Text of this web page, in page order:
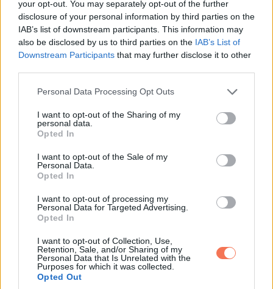
your opt-out. You may separately opt-out of the further
disclosure of your personal information by third parties on the
IAB’s list of downstream participants. This information may
also be disclosed by us to third parties on the IAB’s List of
Downstream Participants that may further disclose it to other
Please note that this website/app uses one or more Google
not limited to your visit or usage behaviour. You may click to
grant or deny consent to Google and its third-party tags to
use your data for below specified purposes in below Google
consent section.
Personal Data Processing Opt Outs
I want to opt-out of the Sharing of my
personal data.
Opted In
I want to opt-out of the Sale of my
Personal Data.
Opted In
I want to opt-out of processing my
Personal Data for Targeted Advertising.
Opted In
I want to opt-out of Collection, Use,
Retention, Sale, and/or Sharing of my
Personal Data that Is Unrelated with the
Purposes for which it was collected.
Opted Out
tőlem:
„Ön a családhoz tartozik?”
„Elég közel áll ahhoz, hogy vitatkozzon velem.”
Peter ritkán tűnt fel. Igazából én sem ismertem rendesen.
Lawrence soha nem beszélt róla haraggal, mégis láttam,
hogy minden csengésnél a telefonjára pillant.
„Neki megvan a maga élete” mondta egyszer.
Pontosan tudtam, milyen érzés valakire várni, aki már elindult
máshová.